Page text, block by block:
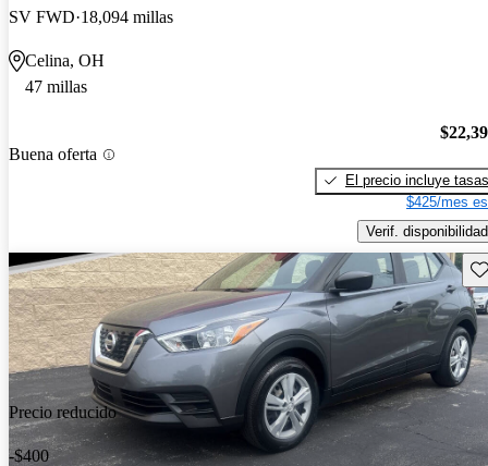
SV FWD 18,094 millas
Celina, OH
47 millas
Buena oferta
El precio incluye tasas
$425/mes
Verif. disponibilidad
Precio reducido
-$400